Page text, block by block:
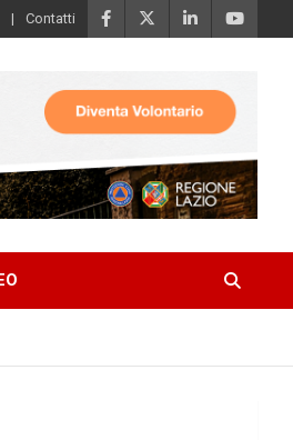
Contatti